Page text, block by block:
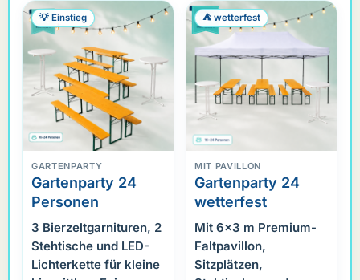
💡 Einstieg
GARTENPARTY
Gartenparty 24
Personen
3 Bierzeltgarnituren, 2
Stehtische und LED-
Lichterkette für kleine
⛺ wetterfest
MIT PAVILLON
Gartenparty 24
wetterfest
Mit 6×3 m Premium-
Faltpavillon,
Sitzplätzen,